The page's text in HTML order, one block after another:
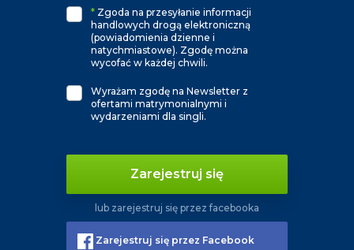
* Zgoda na przesyłanie informacji
handlowych drogą elektroniczną
(powiadomienia dzienne i
natychmiastowe). Zgodę można
wycofać w każdej chwili.
Wyrażam zgodę na Newsletter z
ofertami matrymonialnymi i
wydarzeniami dla singli.
Zarejestruj się
lub zarejestruj się przez facebooka
Zarejestruj się przez Facebook